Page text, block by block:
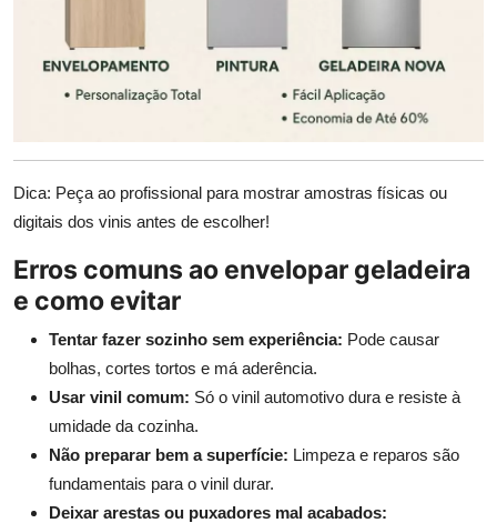
Dica: Peça ao profissional para mostrar amostras físicas ou
digitais dos vinis antes de escolher!
Erros comuns ao envelopar geladeira
e como evitar
Tentar fazer sozinho sem experiência: Pode causar
bolhas, cortes tortos e má aderência.
Usar vinil comum: Só o vinil automotivo dura e resiste à
umidade da cozinha.
Não preparar bem a superfície: Limpeza e reparos são
fundamentais para o vinil durar.
Deixar arestas ou puxadores mal acabados: